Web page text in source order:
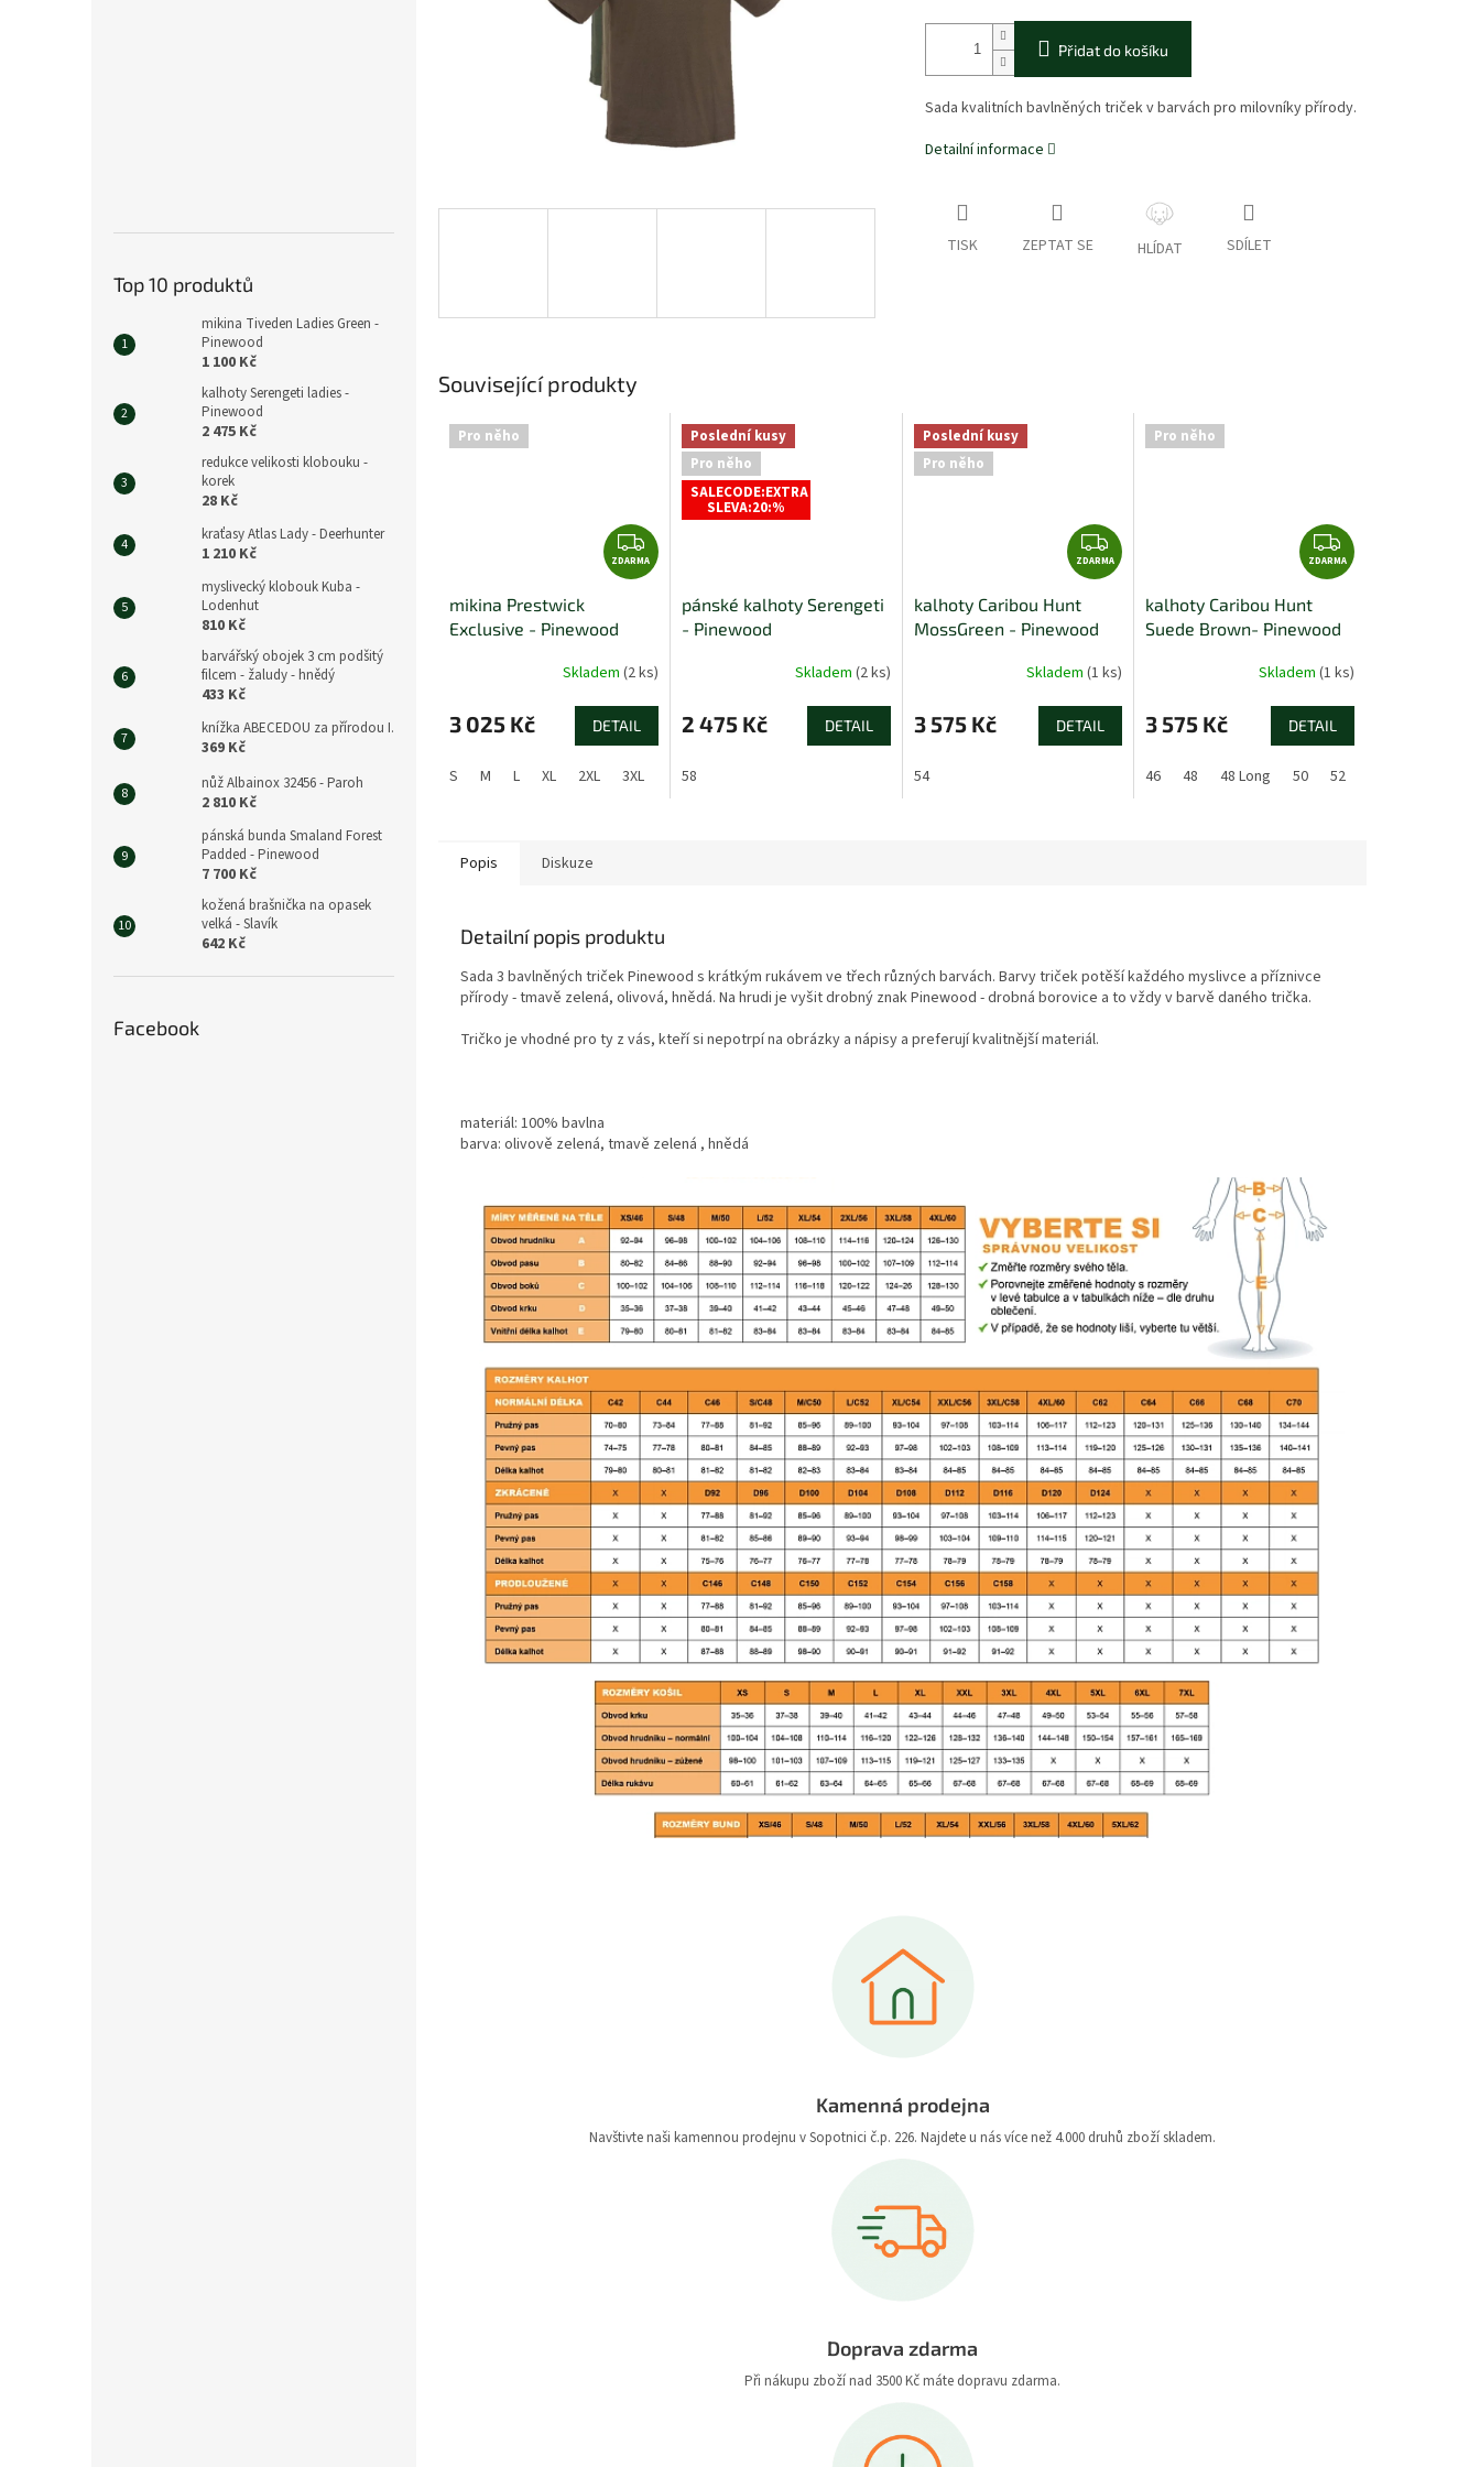
Top 10 produktů
mikina Tiveden Ladies Green -
Pinewood
1 100 Kč
kalhoty Serengeti ladies -
Pinewood
2 475 Kč
redukce velikosti klobouku -
korek
28 Kč
kraťasy Atlas Lady - Deerhunter
1 210 Kč
myslivecký klobouk Kuba -
Lodenhut
810 Kč
barvářský obojek 3 cm podšitý
filcem - žaludy - hnědý
433 Kč
knížka ABECEDOU za přírodou I.
369 Kč
nůž Albainox 32456 - Paroh
2 810 Kč
pánská bunda Smaland Forest
Padded - Pinewood
7 700 Kč
kožená brašnička na opasek
velká - Slavík
642 Kč
Facebook
Přidat do košíku
Sada kvalitních bavlněných triček v barvách pro milovníky přírody.
Detailní informace
TISK ZEPTAT SE HLÍDAT SDÍLET
Související produkty
Pro něho
Z
D
A
ZDARMA
mikina Prestwick
Exclusive - Pinewood
Skladem (2 ks)
3 025 Kč DETAIL
S M L XL 2XL 3XL
Poslední kusy
Pro něho
SALECODE:EXTRA
SLEVA:20:%
pánské kalhoty Serengeti
- Pinewood
Skladem (2 ks)
2 475 Kč DETAIL
58
Poslední kusy
Pro něho
Z
D
A
ZDARMA
kalhoty Caribou Hunt
MossGreen - Pinewood
Skladem(1 ks)
3 575 Kč DETAIL
54
Pro něho
Z
D
R
A
ZDARMA
kalhoty Caribou Hunt
Suede Brown- Pinewood
Skladem (1 ks)
3 575 Kč DETAIL
46 48 48 Long 50 52
Popis Diskuze
Detailní popis produktu
Sada 3 bavlněných triček Pinewood s krátkým rukávem ve třech různých barvách. Barvy triček potěší každého myslivce a příznivce
přírody - tmavě zelená, olivová, hnědá. Na hrudi je vyšit drobný znak Pinewood - drobná borovice a to vždy v barvě daného trička.
Tričko je vhodné pro ty z vás, kteří si nepotrpí na obrázky a nápisy a preferují kvalitnější materiál.
materiál: 100% bavlna
barva: olivově zelená, tmavě zelená , hnědá
Kamenná prodejna
Navštivte naši kamennou prodejnu v Sopotnici č.p. 226. Najdete u nás více než 4.000 druhů zboží skladem.
Doprava zdarma
Při nákupu zboží nad 3500 Kč máte dopravu zdarma.